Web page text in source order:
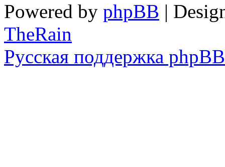
Powered by phpBB |
TheRain
Русская поддержка phpBB